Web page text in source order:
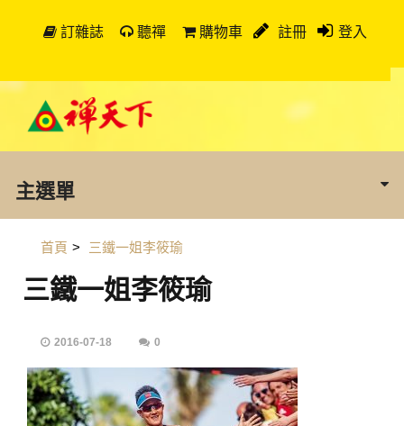
訂雜誌 聽禪 購物車 註冊 登入
主選單
首頁 > 三鐵一姐李筱瑜
三鐵一姐李筱瑜
2016-07-18 0